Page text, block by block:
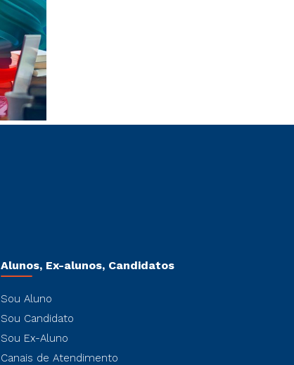
Alunos, Ex-alunos, Candidatos
Sou Aluno
Sou Candidato
Sou Ex-Aluno
Canais de Atendimento